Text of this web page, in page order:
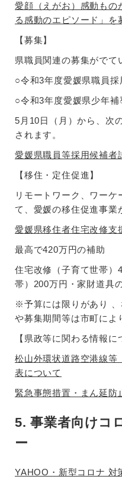
愛顔（えがお）感動もの
る感動のエピソード」を
【募集】
県職員関連の募集がでて
○令和3年度愛媛県職員
○令和3年度愛媛県少年
5月10日（月）から、次
されます。
愛媛県職員等採用候補者
【移住・定住促進】
リモートワーク、ワー
て、愛媛の移住促進事業
愛媛県移住者住宅改修支
最高で420万円の補助
住宅改修（子育て世帯）
帯）200万円・家財道具
※予算には限りがあり
や募集期間等は市町によ
【県政等に関わる情報に
松山外環状道路空港線等
表について
緊急事態措置・まん延防
5. 事業者向けコ
ー
YAHOO・新型コロナ 対